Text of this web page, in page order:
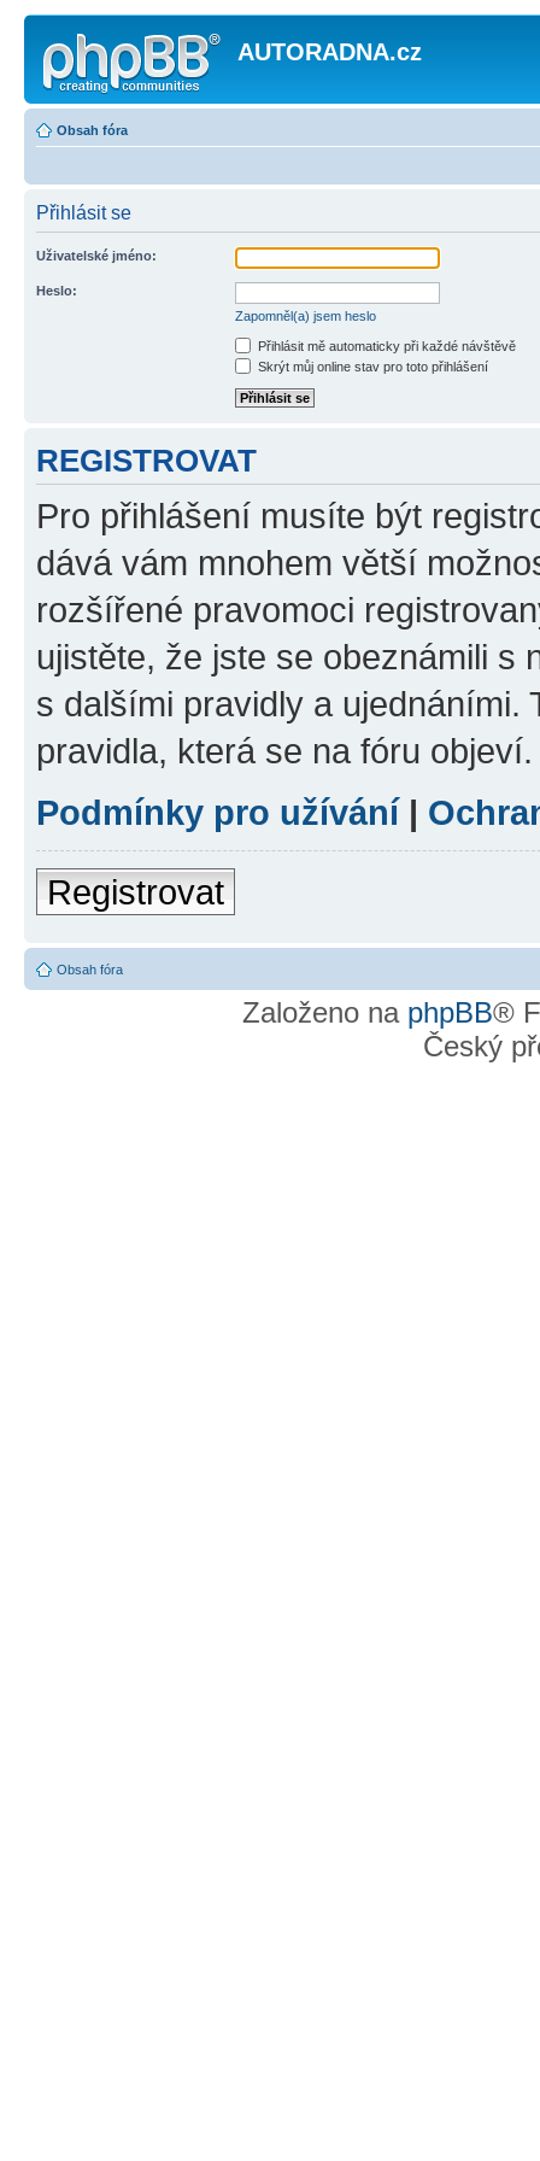
AUTORADNA.cz
Obsah fóra
Přihlásit se
Uživatelské jméno:
Heslo:
Zapomněl(a) jsem heslo
Přihlásit mě automaticky při každé návštěvě
Skrýt můj online stav pro toto přihlášení
REGISTROVAT
Pro přihlášení musíte být
dává vám mnohem větší
rozšířené pravomoci
ujistěte, že jste se obeznámili s
s dalšími pravidly a ujednáními.
pravidla, která se na fóru objeví.
Podmínky pro užívání|
Registrovat
Obsah fóra
Založeno na phpBB®
Český